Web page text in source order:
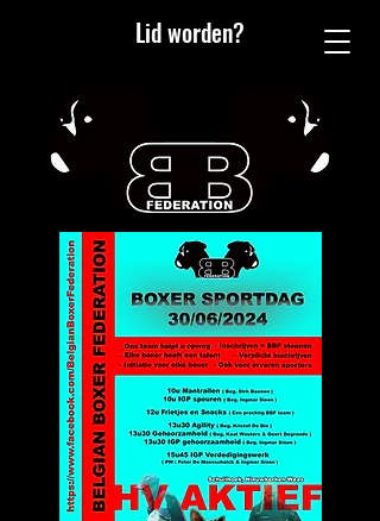
Lid worden?